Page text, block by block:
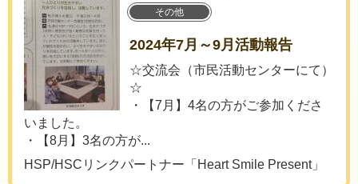
その他
2024年7月～9月活動報告
☆交流会（市民活動センターにて）
☆
・【7月】4名の方がご参加くださ
いました。
・【8月】3名の方が...
HSP/HSCリンクパートナー「Heart Smile Present」